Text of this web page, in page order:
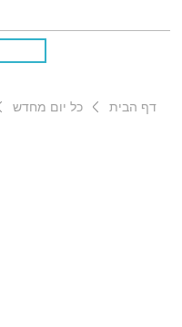
דף הבית כל יום מחדש